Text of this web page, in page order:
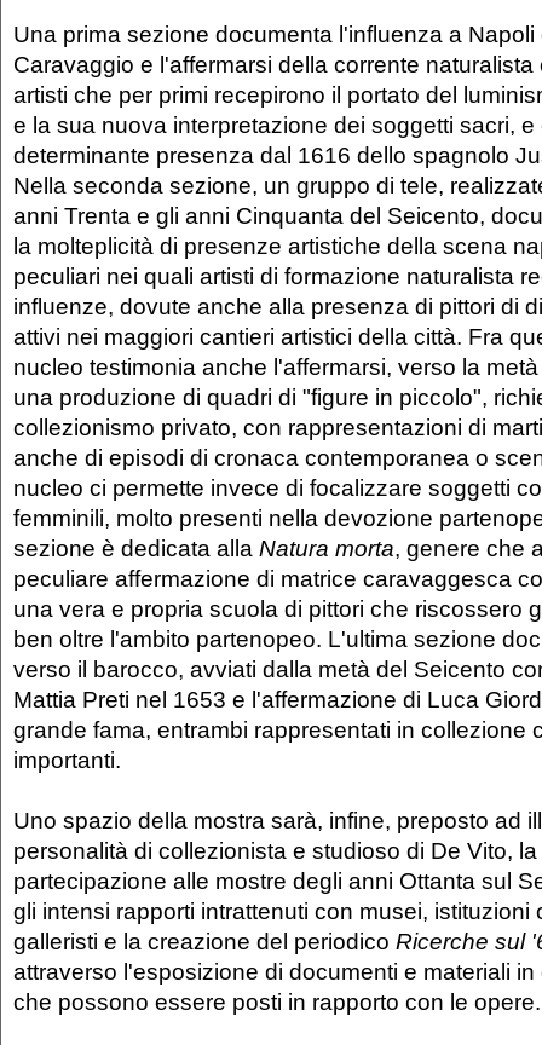
Una prima sezione documenta l'influenza a Napoli
Caravaggio e l'affermarsi della corrente naturalista
artisti che per primi recepirono il portato del
e la sua nuova interpretazione dei soggetti sacri, e
determinante presenza dal 1616 dello spagnolo
Nella seconda sezione, un gruppo di tele,
anni Trenta e gli anni Cinquanta del Seicento,
la molteplicità di presenze artistiche della scena
peculiari nei quali artisti di formazione naturalista
influenze, dovute anche alla presenza di pittori di
attivi nei maggiori cantieri artistici della città. Fra
nucleo testimonia anche l'affermarsi, verso la
una produzione di quadri di "figure in piccolo",
collezionismo privato, con rappresentazioni di
anche di episodi di cronaca contemporanea o
nucleo ci permette invece di focalizzare soggetti
femminili, molto presenti nella devozione
sezione è dedicata alla Natura morta, genere che
peculiare affermazione di matrice caravaggesca
una vera e propria scuola di pittori che riscossero
ben oltre l'ambito partenopeo. L'ultima sezione
verso il barocco, avviati dalla metà del Seicento
Mattia Preti nel 1653 e l'affermazione di Luca
grande fama, entrambi rappresentati in collezione
importanti.
Uno spazio della mostra sarà, infine, preposto ad
personalità di collezionista e studioso di De Vito,
partecipazione alle mostre degli anni Ottanta sul
gli intensi rapporti intrattenuti con musei, istituzioni
galleristi e la creazione del periodico Ricerche sul
attraverso l'esposizione di documenti e materiali
che possono essere posti in rapporto con le opere.